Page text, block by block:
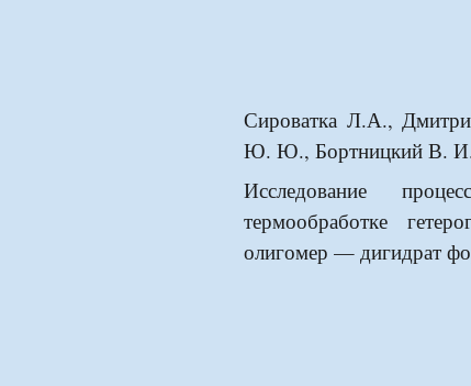
Сироватка Л.А.,
Ю. Ю., Бортницкий В.
Исследование
термообработке
олигомер — дигидрат